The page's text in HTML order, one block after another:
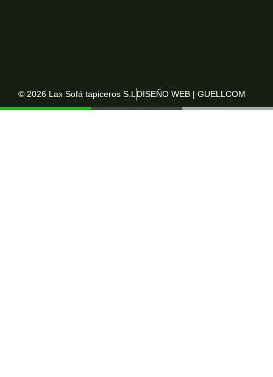
© 2026 Lax Sofá tapiceros S.L DISEÑO WEB | GUELLCOM